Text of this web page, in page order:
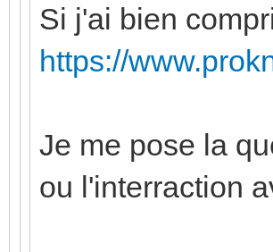
Si j'ai bien
https://
Je me pose la
ou l'interraction